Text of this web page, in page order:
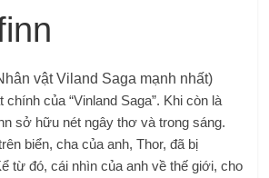
chính của “Vinland Saga”. Khi còn là
sở hữu nét ngây thơ và trong sáng.
biển, cha của anh, Thor, đã bị
từ đó, cái nhìn của anh về thế giới, cho